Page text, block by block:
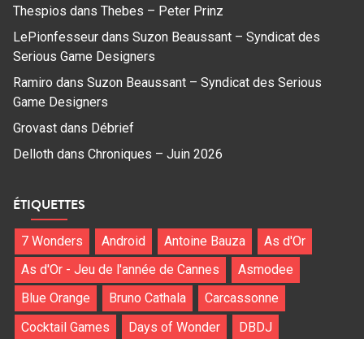
Thespios dans Thebes – Peter Prinz
LePionfesseur dans Suzon Beaussant – Syndicat des
Serious Game Designers
Ramiro dans Suzon Beaussant – Syndicat des Serious
Game Designers
Grovast dans Débrief
Delloth dans Chroniques – Juin 2026
ÉTIQUETTES
7 Wonders Android Antoine Bauza
As d'Or
As d'Or - Jeu de l'année de Cannes
Asmodee
Blue Orange
Bruno Cathala
Carcassonne
Cocktail Games
Days of Wonder
DBDJ